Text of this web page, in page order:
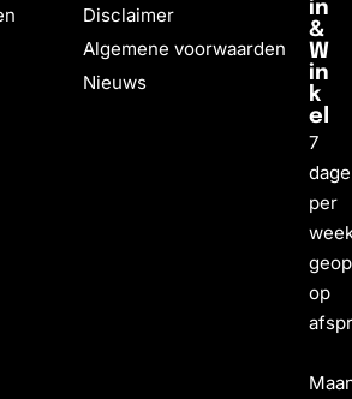
Disclaimer
Algemene voorwaarden
Nieuws
in
&
W
in
k
el
7
per
op